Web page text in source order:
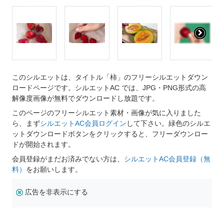
このシルエットは、タイトル「柿」のフリーシルエットダウン
ロードページです。シルエットAC では、JPG・PNG形式の高
解像度画像が無料でダウンロードし放題です。
このページのフリーシルエット素材・画像が気に入りました
ら、まずシルエットAC会員ログイン して下さい。緑色のシルエ
ットダウンロードボタンをクリックすると、フリーダウンロー
ドが開始されます。
会員登録がまだお済みでない方は、 シルエットAC会員登録（無
料） をお願いします。
広告を非表示にする